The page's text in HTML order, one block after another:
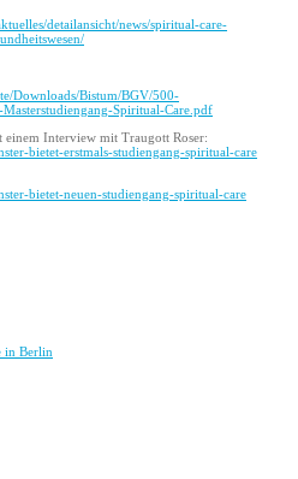
detailansicht/news/spiritual-care-
Downloads/Bistum/BGV/500-
Spiritual-Care.pdf
Interview mit Traugott Roser:
bietet-erstmals-studiengang-spiritual-care
bietet-neuen-studiengang-spiritual-care
in Berlin